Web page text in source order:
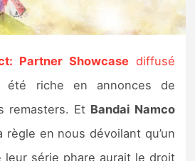
Partner Showcasediffusé
été riche en annonces de
remasters. Et Bandai Namco
règle en nous dévoilant qu’un
leur série phare aurait le droit